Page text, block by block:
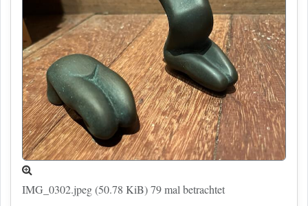
IMG_0302.jpeg (50.78 KiB) 79 mal betrachtet